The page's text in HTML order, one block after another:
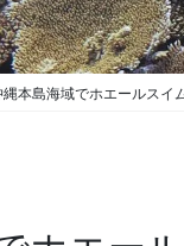
縄本島海域でホエールスイ